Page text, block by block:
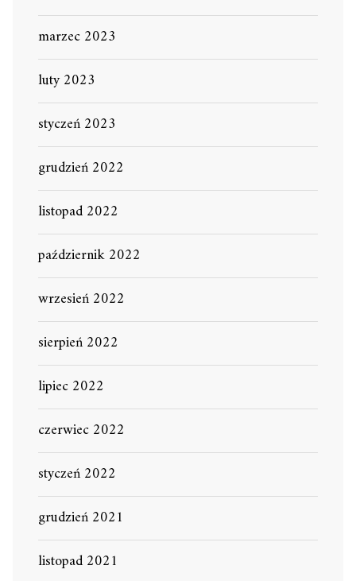
marzec 2023
luty 2023
styczeń 2023
grudzień 2022
listopad 2022
październik 2022
wrzesień 2022
sierpień 2022
lipiec 2022
czerwiec 2022
styczeń 2022
grudzień 2021
listopad 2021